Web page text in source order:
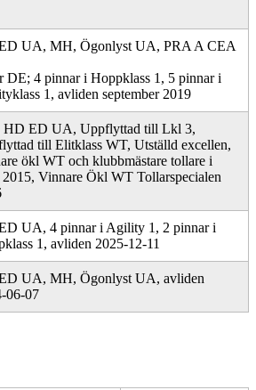
UA, MH, Ögonlyst UA, PRA A CEA
DE; 4 pinnar i Hoppklass 1, 5 pinnar i
1, avliden september 2019
ED UA, Uppflyttad till Lkl 3,
till Elitklass WT, Utställd excellen,
ökl WT och klubbmästare tollare i
Vinnare Ökl WT Tollarspecialen
UA, 4 pinnar i Agility 1, 2 pinnar i
1, avliden 2025-12-11
UA, MH, Ögonlyst UA, avliden
06-07